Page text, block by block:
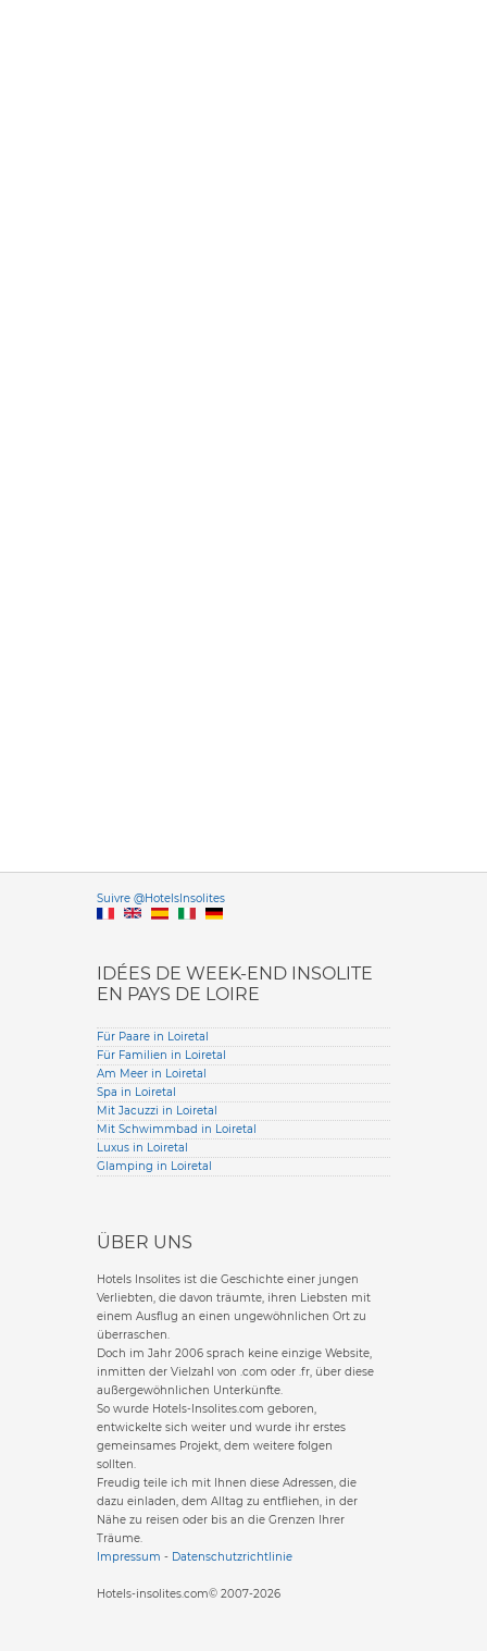
Suivre @HotelsInsolitesVersione
IDÉES DE WEEK-END INSOLITE
EN PAYS DE LOIRE
Für Paare in Loiretal
Für Familien in Loiretal
Am Meer in Loiretal
Spa in Loiretal
Mit Jacuzzi in Loiretal
Mit Schwimmbad in Loiretal
Luxus in Loiretal
Glamping in Loiretal
ÜBER UNS
Hotels Insolites ist die Geschichte einer jungen
Verliebten, die davon träumte, ihren Liebsten mit
einem Ausflug an einen ungewöhnlichen Ort zu
überraschen.
Doch im Jahr 2006 sprach keine einzige Website,
inmitten der Vielzahl von .com oder .fr, über diese
außergewöhnlichen Unterkünfte.
So wurde Hotels-Insolites.com geboren,
entwickelte sich weiter und wurde ihr erstes
gemeinsames Projekt, dem weitere folgen
sollten.
Freudig teile ich mit Ihnen diese Adressen, die
dazu einladen, dem Alltag zu entfliehen, in der
Nähe zu reisen oder bis an die Grenzen Ihrer
Träume.
Impressum - Datenschutzrichtlinie
Hotels-insolites.com© 2007-2026